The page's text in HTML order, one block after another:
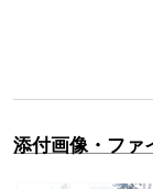
添付画像・ファ